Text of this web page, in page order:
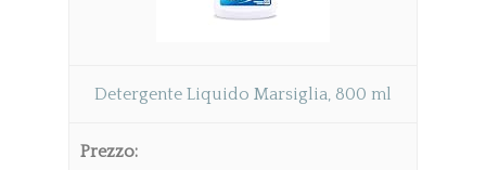
Detergente Liquido Marsiglia, 800 ml